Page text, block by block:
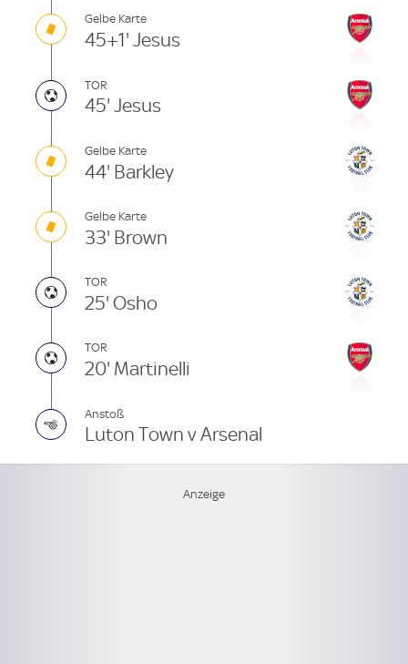
Gelbe Karte
45+1' Jesus
TOR
45' Jesus
Gelbe Karte
44' Barkley
Gelbe Karte
33' Brown
TOR
25' Osho
TOR
20' Martinelli
Anstoß
Luton Town v Arsenal